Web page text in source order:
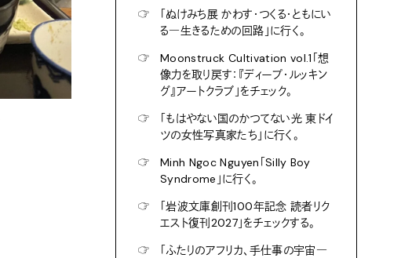
☞
「ぬけみち展 かわす・つくる・ともにい
る―生きるための回路」に行く。
☞
Moonstruck Cultivation vol.1「想
像力を取り戻す：『ディープ・ルッキン
グ』アートクラブ」をチェック。
☞
「もはやない国のかつてない光 東ドイ
ツの女性写真家たち」に行く。
☞
Minh Ngoc Nguyen「Silly Boy
Syndrome」に行く。
☞
「岩波文庫創刊100年記念 読者リク
エスト復刊2027」をチェックする。
☞
「ふたりのアフリカ、手仕事の宇宙―